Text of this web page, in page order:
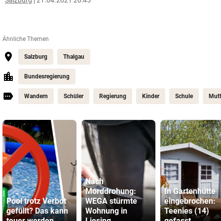
Ähnliche Themen
Salzburg Thalgau
Bundesregierung
Wandern Schüler Regierung Kinder Schule
Pool trotz Verbot
gefüllt? Das kann
Nach
Morddrohung:
WEGA stürmte
Wohnung in
In Gartenhütte
eingebrochen:
Teenies (14)